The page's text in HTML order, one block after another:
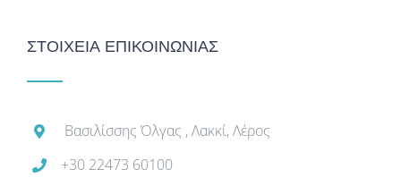
ΣΤΟΙΧΕΙΑ ΕΠΙΚΟΙΝΩΝΙΑΣ
Βασιλίσσης Όλγας , Λακκί, Λέρος
+30 22473 60100